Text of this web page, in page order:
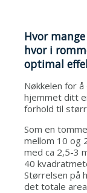
Hvor
hvor i
optimal
Nøkkelen for
hjemmet ditt
forhold til
Som en
mellom 10 og
med ca 2,5-3
40
Størrelsen på
det totale